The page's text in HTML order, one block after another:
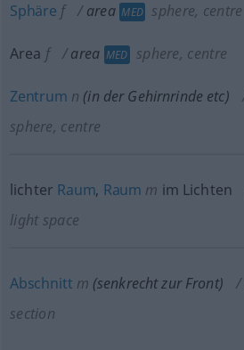
Sphäre f area MED sphere, centre
Area f area MED sphere, centre
Zentrum n (in der Gehirnrindeetc)
sphere, centre
lichter Raum, Raum m im Lichten
light space
Abschnitt m (senkrecht zur Front)
section